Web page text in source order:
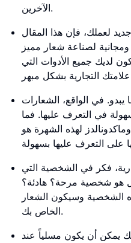
الآخرين.
لعملك، فإن هذا المقال
ومجانية لصناعة شعار مميز
لديك جميع الأدوات التي
في الواقع، الشعارات
في التعرف عليها. فما
لهذه الشهرة هو
فكر في الشخصية التي
هو شخصية مرحة؟ هادئة؟
الشخصية وسيكون الشعار
الخاص بك.
يمكن أن يكون مسلياً عند